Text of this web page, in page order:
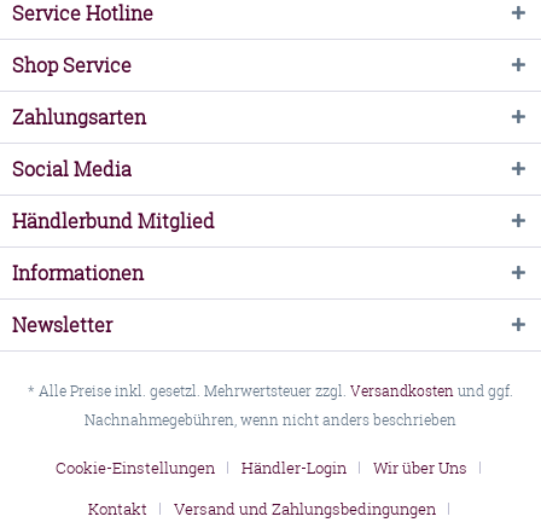
Service Hotline
Shop Service
Zahlungsarten
Social Media
Händlerbund Mitglied
Informationen
Newsletter
* Alle Preise inkl. gesetzl. Mehrwertsteuer zzgl. Versandkostenund ggf.
Nachnahmegebühren, wenn nicht anders beschrieben
Cookie-Einstellungen Händler-Login
Wir über Uns
Kontakt
Versand und Zahlungsbedingungen